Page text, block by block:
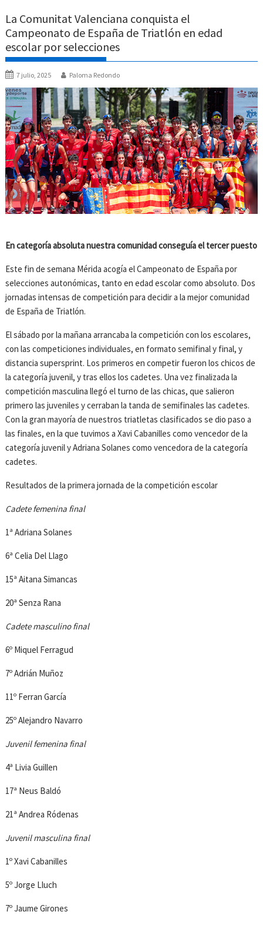
La Comunitat Valenciana conquista el
Campeonato de España de Triatlón en edad
escolar por selecciones
7 julio, 2025 Paloma Redondo
En categoría absoluta nuestra comunidad conseguía el tercer puesto
Este fin de semana Mérida acogía el Campeonato de España por
selecciones autonómicas, tanto en edad escolar como absoluto. Dos
jornadas intensas de competición para decidir a la mejor comunidad
de España de Triatlón.
El sábado por la mañana arrancaba la competición con los escolares,
con las competiciones individuales, en formato semifinal y final, y
distancia supersprint. Los primeros en competir fueron los chicos de
la categoría juvenil, y tras ellos los cadetes. Una vez finalizada la
competición masculina llegó el turno de las chicas, que salieron
primero las juveniles y cerraban la tanda de semifinales las cadetes.
Con la gran mayoría de nuestros triatletas clasificados se dio paso a
las finales, en la que tuvimos a Xavi Cabanilles como vencedor de la
categoría juvenil y Adriana Solanes como vencedora de la categoría
cadetes.
Resultados de la primera jornada de la competición escolar
Cadete femenina final
1ª Adriana Solanes
6ª Celia Del Llago
15ª Aitana Simancas
20ª Senza Rana
Cadete masculino final
6º Miquel Ferragud
7º Adrián Muñoz
11º Ferran García
25º Alejandro Navarro
Juvenil femenina final
4ª Livia Guillen
17ª Neus Baldó
21ª Andrea Ródenas
Juvenil masculina final
1º Xavi Cabanilles
5º Jorge Lluch
7º Jaume Girones